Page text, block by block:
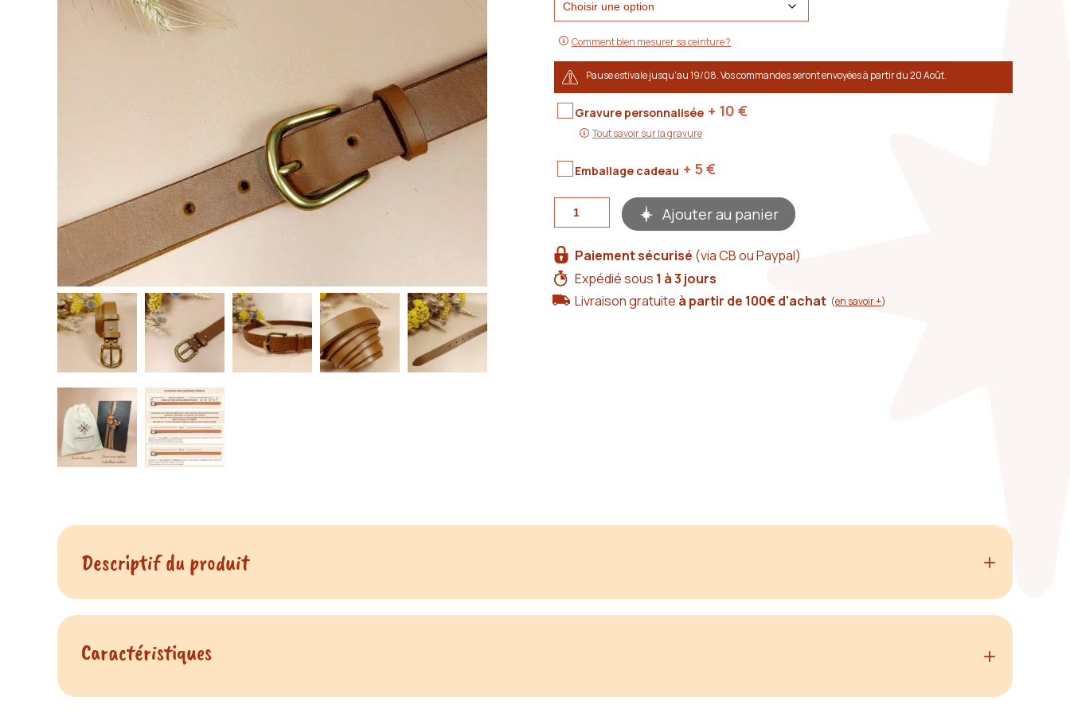
Comment bien mesurer sa ceinture ?
Pause estivale jusqu'au 19/08. Vos commandes seront envoyées à partir du 20 Août.
Gravure personnalisée + 10 €
Tout savoir sur la gravure
Emballage cadeau + 5€
quantité
Ceinture
artisanale
en
cuir
camel,
largeur
Ajouter au panier
Paiement sécurisé (via CB ou Paypal)
Expédié sous 1 à 3 jours
Livraison gratuite à partir de 100€ d'achat (en savoir +)
Descriptif du produit
Voici uneceinture artisanale en cuir camelqui vous accompagnera tout au long de votre vie, et qui se patinera jour après jour pour devenir de plus en plus belle.
Comment porter la ceinture couleur camel ?
La ceinture camel en cuir lisseressortira très biensur n'importe quelle couleur de pantalon. Imaginez-la portée sur un jean noir, gris, bleu ou encore prune, elle a l'avantage
Caractéristiques